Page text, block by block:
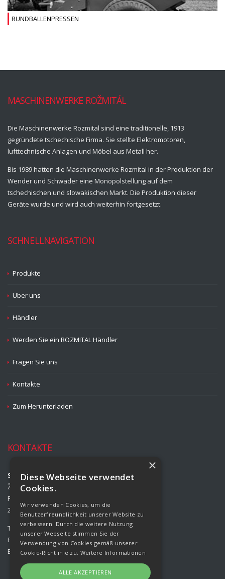
RUNDBALLENPRESSEN
MASCHINENWERKE ROŽMITÁL
Die Maschinenwerke Rozmital sind eine traditionelle, 1913
gegründete tschechische Firma. Sie stellte Elektromotoren,
lufttechnische Anlagen und Möbel aus Metall her.
Bis 1989 hatten die Maschinenwerke Rozmital in der Produktion der
Wender und Schwader eine Monopolstellung auf dem
tschechischen und slowakischen Markt. Die Produktion dieser
Geräte wurde und wird auch weiterhin fortgesetzt.
SCHNELLNAVIGATION
Produkte
Über uns
Händler
Werden Sie ein ROZMITAL Händler
Fragen Sie uns
Kontakte
Zum Herunterladen
KONTAKTE
Strojírny Rožmitál, s.r.o.
Žižkova 708
Příbram II
261 01 Příbram
Tel.:
00420 318 427 321
Fax:
00420 318 427 314
E-mail:
info@rozmital.com
×
Diese Webseite verwendet
Cookies.
Wir verwenden Cookies, um die
Benutzerfreundlichkeit unserer Website zu
verbessern. Durch die weitere Nutzung
unserer Webseite stimmen Sie der
Verwendung von Cookies gemäß unserer
Cookie-Richtlinie zu. Weitere Informationen
ALLE AKZEPTIEREN